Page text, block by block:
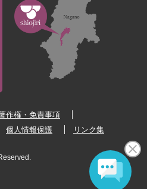
作権・免責事項
個人情報保護 リンク集